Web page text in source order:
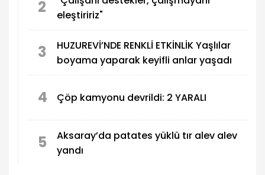
2
eleştiririz"
3
HUZUREVİ’NDE RENKLİ ETKİNLİK Yaşlılar
boyama yaparak keyifli anlar yaşadı
4 Çöp kamyonu devrildi: 2 YARALI
5
Aksaray’da patates yüklü tır alev alev
yandı